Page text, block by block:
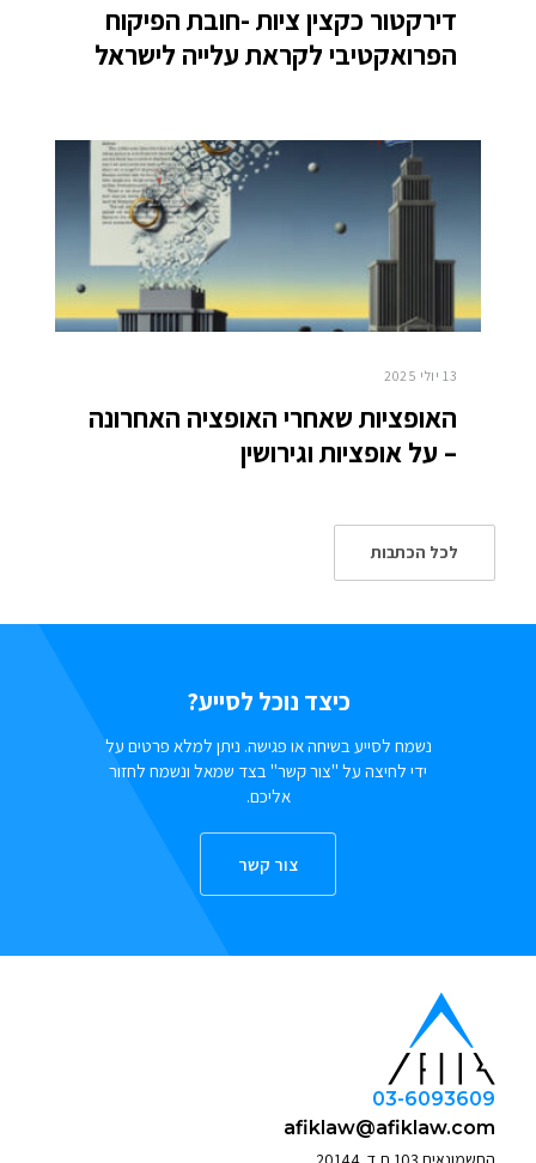
דירקטור כקצין ציות -חובת הפיקוח
הפרואקטיבי לקראת עלייה לישראל
13 יולי 2025
האופציות שאחרי האופציה האחרונה
– על אופציות וגירושין
לכל הכתבות
כיצד נוכל לסייע?
נשמח לסייע בשיחה או פגישה. ניתן למלא פרטים על
ידי לחיצה על "צור קשר" בצד שמאל ונשמח לחזור
אליכם.
צור קשר
03-6093609
afiklaw@afiklaw.com